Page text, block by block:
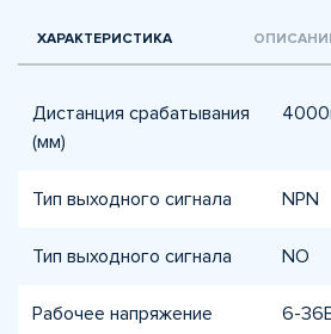
ХАРАКТЕРИСТИКА
Дистанция срабатывания
(мм)
Тип выходного сигнала NPN
Тип выходного сигнала NO
Рабочее напряжение 6-